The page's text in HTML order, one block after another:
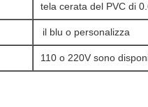
tela cerata del PVC di
il blu o personalizza
110 o 220V sono